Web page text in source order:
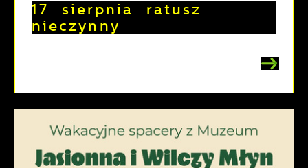
17 sierpnia ratusz
nieczynny